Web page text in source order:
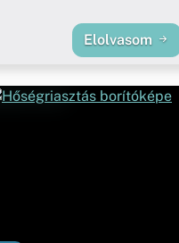
Elolvasom